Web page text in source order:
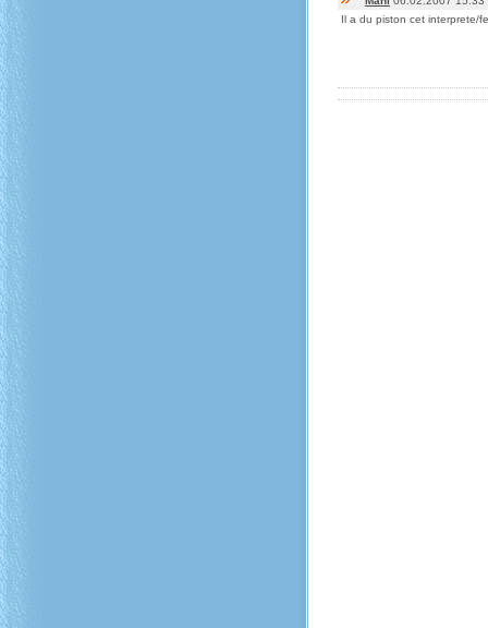
Il a du piston cet interprete/